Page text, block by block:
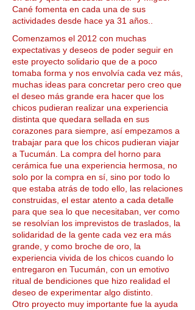
Cané fomenta en cada una de sus
actividades desde hace ya 31 años..
Comenzamos el 2012 con muchas
expectativas y deseos de poder seguir en
este proyecto solidario que de a poco
tomaba forma y nos envolvía cada vez más,
muchas ideas para concretar pero creo que
el deseo más grande era hacer que los
chicos pudieran realizar una experiencia
distinta que quedara sellada en sus
corazones para siempre, así empezamos a
trabajar para que los chicos pudieran viajar
a Tucumán. La compra del horno para
cerámica fue una experiencia hermosa, no
solo por la compra en sí, sino por todo lo
que estaba atrás de todo ello, las relaciones
construidas, el estar atento a cada detalle
para que sea lo que necesitaban, ver como
se resolvían los imprevistos de traslados, la
solidaridad de la gente cada vez era más
grande, y como broche de oro, la
experiencia vivida de los chicos cuando lo
entregaron en Tucumán, con un emotivo
ritual de bendiciones que hizo realidad el
deseo de experimentar algo distinto.
Otro proyecto muy importante fue la ayuda